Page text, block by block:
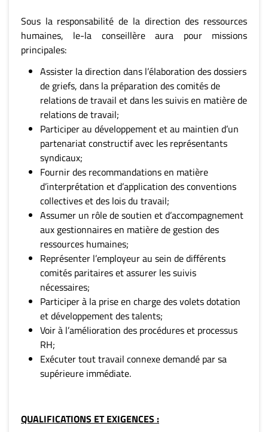
Sous la responsabilité de la direction des ressources
humaines, le-la conseillère aura pour missions
principales:
Assister la direction dans l’élaboration des dossiers
de griefs, dans la préparation des comités de
relations de travail et dans les suivis en matière de
relations de travail;
Participer au développement et au maintien d’un
partenariat constructif avec les représentants
syndicaux;
Fournir des recommandations en matière
d’interprétation et d’application des conventions
collectives et des lois du travail;
Assumer un rôle de soutien et d’accompagnement
aux gestionnaires en matière de gestion des
ressources humaines;
Représenter l’employeur au sein de différents
comités paritaires et assurer les suivis
nécessaires;
Participer à la prise en charge des volets dotation
et développement des talents;
Voir à l’amélioration des procédures et processus
RH;
Exécuter tout travail connexe demandé par sa
supérieure immédiate.
QUALIFICATIONS ET EXIGENCES :